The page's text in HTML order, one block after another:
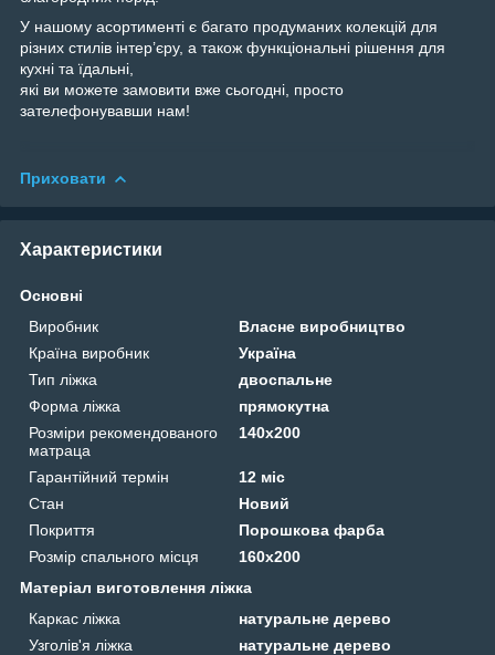
У нашому асортименті є багато продуманих колекцій для
різних стилів інтер’єру, а також функціональні рішення для
кухні та їдальні,
які ви можете замовити вже сьогодні, просто
зателефонувавши нам!
Приховати
Характеристики
Основні
Виробник
Власне виробництво
Країна виробник
Україна
Тип ліжка
двоспальне
Форма ліжка
прямокутна
Розміри рекомендованого
матраца
140х200
Гарантійний термін
12 міс
Стан
Новий
Покриття
Порошкова фарба
Розмір спального місця
160х200
Матеріал виготовлення ліжка
Каркас ліжка
натуральне дерево
Узголів'я ліжка
натуральне дерево